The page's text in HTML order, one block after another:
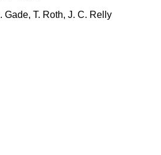
Gade, T. Roth, J. C. Relly